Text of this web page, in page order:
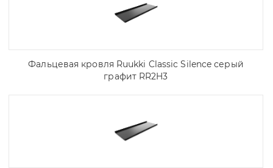
Фальцевая кровля Ruukki Classic Silence серый
графит RR2H3